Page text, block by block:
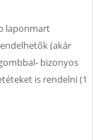
laponmart
(akár
bizonyos
is rendelni (1
csavarozható
1 395 Ft